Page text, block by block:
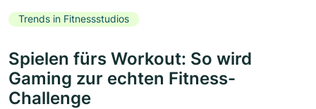
Trends in Fitnessstudios
Spielen fürs Workout: So wird
Gaming zur echten Fitness-
Challenge